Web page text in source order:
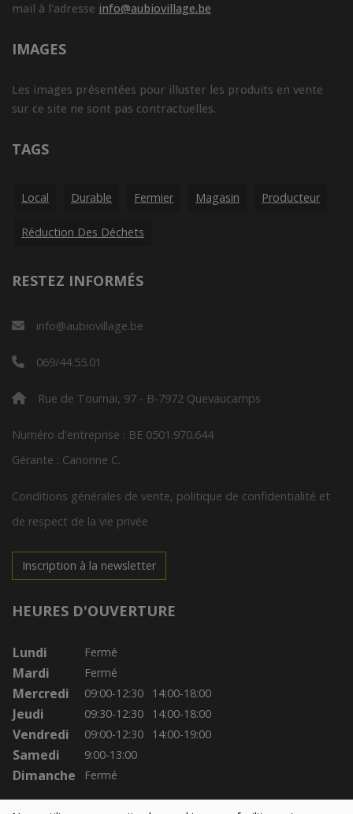
mail à l'adresse info@aubiovillage.be
IMAGES
Les images présentées pour illuster les produits en vente
sur ce site ne sont pas contractuelles.
TAGS
Local Durable Fermier Magasin Producteur
Réduction Des Déchets
RESTEZ INFORMÉS
info@aubiovillage.be
069/44.55.01
Rue de Tournai, 97 - B-7972 Quevaucamps
Numéro d'entreprise : BE 0501.970.644
Gérante : Canonne C.
Conditions générales de vente, politique de confidentialité et
de respect de la vie privée
Inscription à la newsletter
HEURES D'OUVERTURE
Lundi Fermé
Mardi Fermé
Mercredi 09:00-12:30 14:00-18:00
Jeudi 09:30-12:30 14:00-18:00
Vendredi 09:00-12:30 14:00-19:00
Samedi 9:00-13:00
Dimanche Fermé